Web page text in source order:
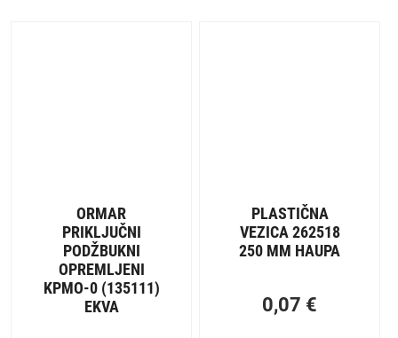
ORMAR
PRIKLJUČNI
PODŽBUKNI
OPREMLJENI
KPMO-0 (135111)
EKVA
PLASTIČNA
VEZICA 262518
250 MM HAUPA
0,07 €